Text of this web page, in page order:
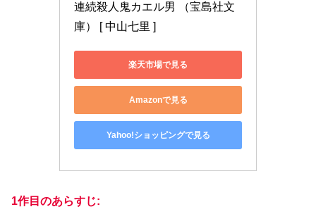
連続殺人鬼カエル男 （宝島社文
庫） [ 中山七里 ]
楽天市場で見る
Amazonで見る
Yahoo!ショッピングで見る
1作目のあらすじ: